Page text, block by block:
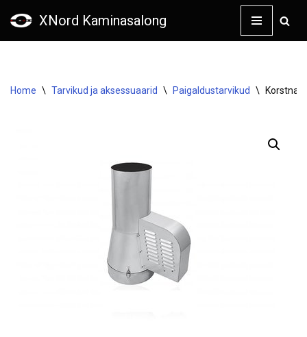
XNord Kaminasalong
Home \ Tarvikud ja aksessuaarid \ Paigaldustarvikud \ Korstna